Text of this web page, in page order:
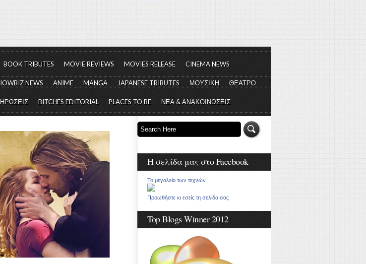
BOOK TRIBUTES MOVIE REVIEWS MOVIES RELEASE CINEMA NEWS
NEWS ANIME MANGA JAPANESE TRIBUTES ΜΟΥΣΙΚΗ ΘΕΑΤΡΟ
BITCHES EDITORIAL PLACES TO BE ΝΕΑ & ΑΝΑΚΟΙΝΩΣΕΙΣ
Η σελίδα μας στο Facebook
Το μεγαλείο των τεχνών
Προωθήστε κι εσείς τη σελίδα σας
Top Blogs Winner 2012